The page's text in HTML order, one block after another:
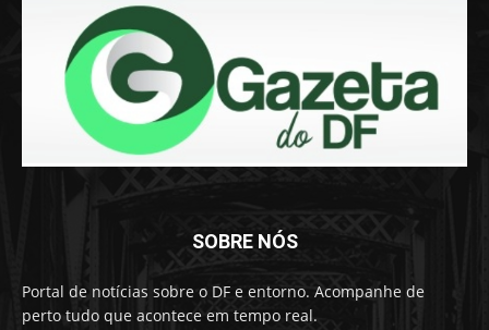
SOBRE NÓS
Portal de notícias sobre o DF e entorno. Acompanhe de
perto tudo que acontece em tempo real.